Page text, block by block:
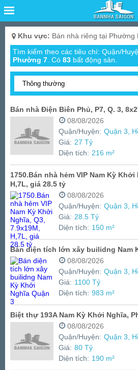
Khu vực: Bán nhà riêng tại Phường
Tìm kiếm theo các tiêu chí: Quận/
Phường 7 Có 83 bất động sản.
Bán nhà Điện Biên Phủ, P7, Q. 3,
08/08/2026
Quận/Huyện: Quận 3,
Giá: 27 Tỷ
Diện tích: 216 m²
1750.Bán nhà hẻm VIP Nam Kỳ Khởi
H,7L, giá 28.5 tỷ
08/08/2026
Quận/Huyện: Quận 3,
Giá: 28.5 Tỷ
Diện tích: 150 m²
Bán diện tích lớn xây builidng Nam
08/08/2026
Quận/Huyện: Quận 3,
Giá: 1100 Tỷ
Diện tích: 983 m²
Biệt thự 193A Nam Kỳ Khởi Nghĩa,
08/08/2026
Quận/Huyện: Quận 3,
Giá: 80 Tỷ
Diện tích: 190 m²